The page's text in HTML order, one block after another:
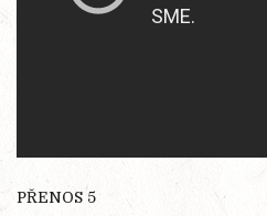
PŘENOS 5